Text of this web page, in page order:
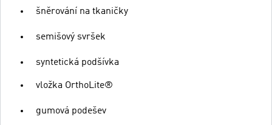
šněrování na tkaničky
semišový svršek
syntetická podšívka
vložka OrthoLite®
gumová podešev